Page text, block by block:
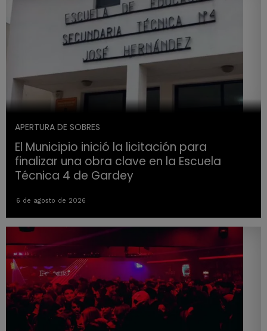
APERTURA DE SOBRES
El Municipio inició la licitación para
finalizar una obra clave en la Escuela
Técnica 4 de Gardey
6 de agosto de 2026